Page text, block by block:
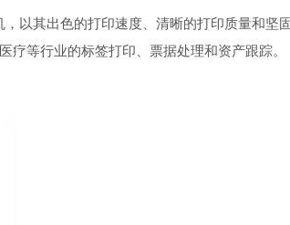
以其出色的打印速度、清晰的打印质量和坚
疗等行业的标签打印、票据处理和资产跟踪。